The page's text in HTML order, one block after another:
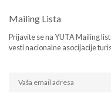
Mailing Lista
Prijavite se na YUTA Mailing
vesti nacionalne asocijacije